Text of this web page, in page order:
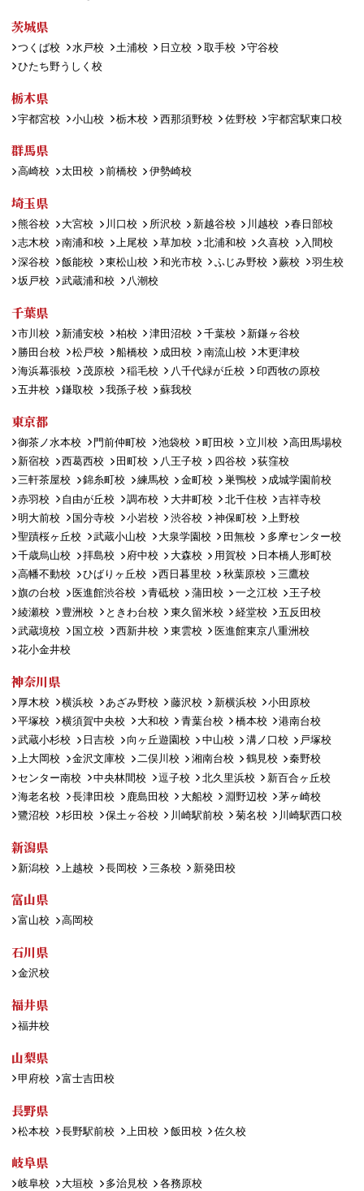
茨城県
つくば校 水戸校 土浦校 日立校 取手校
守谷校
ひたち野うしく校
栃木県
宇都宮校 小山校 栃木校 西那須野校 佐野校 宇都宮駅東口校
群馬県
高崎校 太田校 前橋校 伊勢崎校
埼玉県
熊谷校 大宮校 川口校 所沢校 新越谷校 川越校
春日部校
志木校
南浦和校 上尾校 草加校 北浦和校 久喜校
入間校
深谷校
飯能校 東松山校 和光市校 ふじみ野校 蕨校
羽生校
坂戸校
武蔵浦和校 八潮校
千葉県
市川校 新浦安校 柏校 津田沼校 千葉校
新鎌ヶ谷校
勝田台校
松戸校 船橋校 成田校 南流山校
木更津校
海浜幕張校
茂原校 稲毛校 八千代緑が丘校
印西牧の原校
五井校
鎌取校 我孫子校 蘇我校
東京都
御茶ノ水本校 門前仲町校 池袋校 町田校 立川校
高田馬場校
新宿校
西葛西校 田町校 八王子校 四谷校
荻窪校
三軒茶屋校
錦糸町校 練馬校 金町校 巣鴨校
成城学園前校
赤羽校
自由が丘校 調布校 大井町校 北千住校
吉祥寺校
明大前校
国分寺校 小岩校 渋谷校 神保町校
上野校
聖蹟桜ヶ丘校
武蔵小山校 大泉学園校 田無校
多摩センター校
千歳烏山校
拝島校 府中校 大森校 用賀校
日本橋人形町校
高幡不動校
ひばりヶ丘校 西日暮里校 秋葉原校
三鷹校
旗の台校
医進館渋谷校 青砥校 蒲田校 一之江校
王子校
綾瀬校
豊洲校 ときわ台校 東久留米校 経堂校
五反田校
武蔵境校
国立校 西新井校 東雲校
医進館東京八重洲校
花小金井校
神奈川県
厚木校 横浜校 あざみ野校 藤沢校 新横浜校
小田原校
平塚校
横須賀中央校 大和校 青葉台校 橋本校
港南台校
武蔵小杉校
日吉校 向ヶ丘遊園校 中山校 溝ノ口校
戸塚校
上大岡校
金沢文庫校 二俣川校 湘南台校 鶴見校
秦野校
センター南校
中央林間校 逗子校 北久里浜校
新百合ヶ丘校
海老名校
長津田校 鹿島田校 大船校 淵野辺校
茅ヶ崎校
鷺沼校
杉田校 保土ヶ谷校 川崎駅前校 菊名校 川崎駅西口校
新潟県
新潟校 上越校 長岡校 三条校 新発田校
富山県
富山校 高岡校
石川県
金沢校
福井県
福井校
山梨県
甲府校 富士吉田校
長野県
松本校 長野駅前校 上田校 飯田校 佐久校
岐阜県
岐阜校 大垣校 多治見校 各務原校